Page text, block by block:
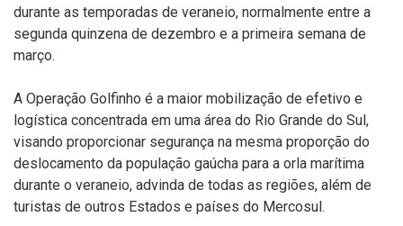
durante as temporadas de veraneio, normalmente entre a
segunda quinzena de dezembro e a primeira semana de
março.
A Operação Golfinho é a maior mobilização de efetivo e
logística concentrada em uma área do Rio Grande do Sul,
visando proporcionar segurança na mesma proporção do
deslocamento da população gaúcha para a orla marítima
durante o veraneio, advinda de todas as regiões, além de
turistas de outros Estados e países do Mercosul.